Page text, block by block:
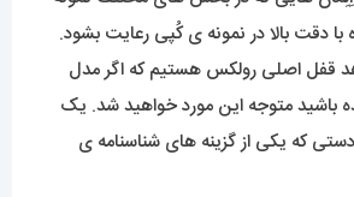
با دقت بالا در نمونه ی کُپی رعایت بشود.
قفل اصلی رولکس هستیم که اگر مدل
باشید متوجه این مورد خواهید شد. یک
که یکی از گزینه های شناسنامه ی